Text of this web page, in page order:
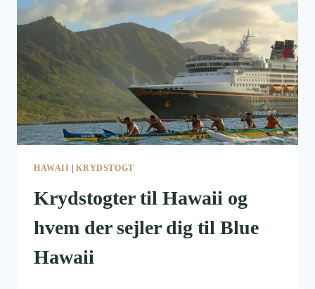
HAWAII |KRYDSTOGT
Krydstogter til Hawaii og
hvem der sejler dig til Blue
Hawaii